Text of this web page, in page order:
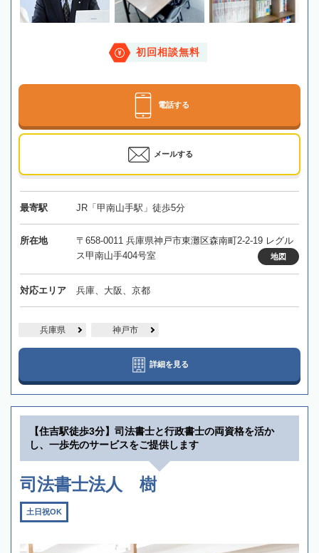
初回相談無料
電話する
メールする
最寄駅 JR「甲南山手駅」徒歩5分
所在地
〒658-0011 兵庫県神戸市東灘区森南町2-2-19 レグル
ス甲南山手404号室
地図
対応エリア 兵庫、大阪、京都
兵庫県 神戸市
詳細を見る
【住吉駅徒歩3分】司法書士と行政書士の両資格を活か
し、一歩先のサービスをご提供します
司法書士法人 樹
土日祝OK